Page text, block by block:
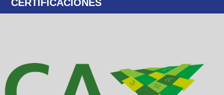
CERTIFICACIONES